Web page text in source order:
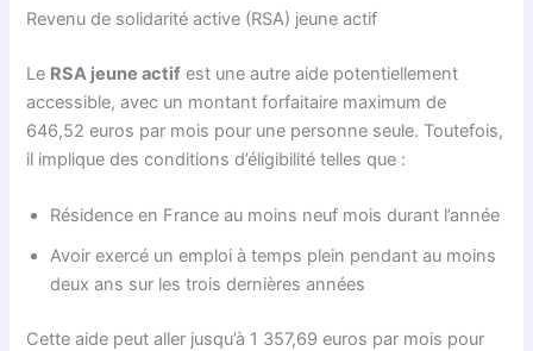
Revenu de solidarité active (RSA) jeune actif
Le RSA jeune actif est une autre aide potentiellement
accessible, avec un montant forfaitaire maximum de
646,52 euros par mois pour une personne seule. Toutefois,
il implique des conditions d’éligibilité telles que :
Résidence en France au moins neuf mois durant l’année
Avoir exercé un emploi à temps plein pendant au moins
deux ans sur les trois dernières années
Cette aide peut aller jusqu’à 1 357,69 euros par mois pour